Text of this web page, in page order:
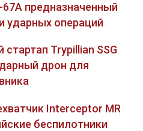
предназначенный
ударных операций
стартап Trypillian SSG
дрон для
Interceptor MR
беспилотники